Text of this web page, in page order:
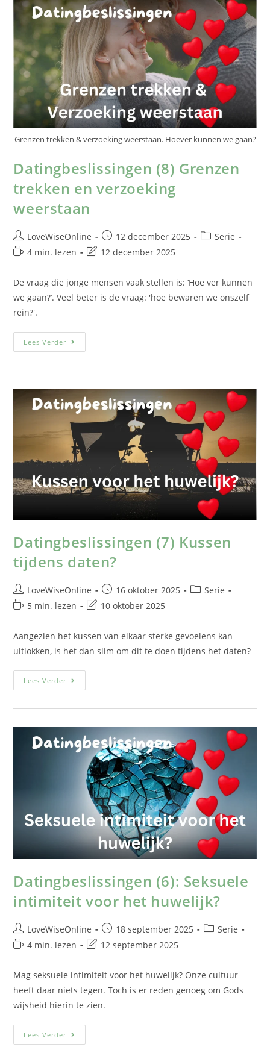
Grenzen trekken & verzoeking weerstaan. Hoever kunnen we gaan?
Datingbeslissingen (8) Grenzen
trekken en verzoeking
weerstaan
LoveWiseOnline 12 december 2025
Serie
4 min. lezen
12 december 2025
De vraag die jonge mensen vaak stellen is: ‘Hoe ver kunnen
we gaan?’. Veel beter is de vraag: 'hoe bewaren we onszelf
rein?'.
Lees Verder
Datingbeslissingen (7) Kussen
tijdens daten?
LoveWiseOnline 16 oktober 2025
Serie
5 min. lezen
10 oktober 2025
Aangezien het kussen van elkaar sterke gevoelens kan
uitlokken, is het dan slim om dit te doen tijdens het daten?
Lees Verder
Datingbeslissingen (6): Seksuele
intimiteit voor het huwelijk?
LoveWiseOnline 18 september 2025
Serie
4 min. lezen
12 september 2025
Mag seksuele intimiteit voor het huwelijk? Onze cultuur
heeft daar niets tegen. Toch is er reden genoeg om Gods
wijsheid hierin te zien.
Lees Verder